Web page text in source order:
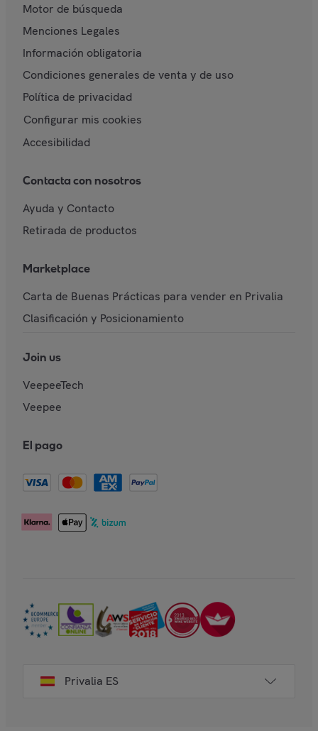
Motor de búsqueda
Menciones Legales
Información obligatoria
Condiciones generales de venta y de uso
Política de privacidad
Configurar mis cookies
Accesibilidad
Contacta con nosotros
Ayuda y Contacto
Retirada de productos
Marketplace
Carta de Buenas Prácticas para vender en Privalia
Clasificación y Posicionamiento
Join us
VeepeeTech
Veepee
El pago
Privalia ES